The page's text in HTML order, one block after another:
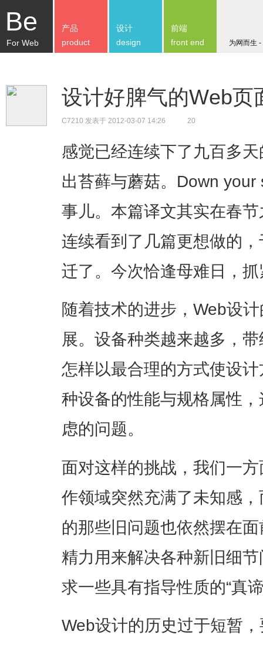
Be
For Web 为网而生
产品
product
设计
design
前端
front end
设计好脾气的Web页
C7210 发表于 2012-03-07 14:26 20
感觉已经连续下了九百多
出苔藓与蘑菇。Down
事儿。本篇译文其实在春
连续看到了几篇更想做的
迁了。今次恰逢母难日，
随着技术的进步，Web设
展。设备种类越来越多，
怎样以最合理的方式使设
种设备的性能与规格属性
虑的问题。
面对这样的挑战，我们一
作领域突然充满了未知感
的那些旧问题也依然摆在
精力用来解决各种新旧细
求一些具有指导性质的“真
Web设计的历史过于短暂